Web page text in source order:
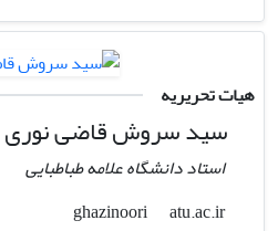
هیات تحریریه
سید سروش قاضی نوری
استاد دانشگاه علامه طباطبایی
ghazinoori
atu.ac.ir